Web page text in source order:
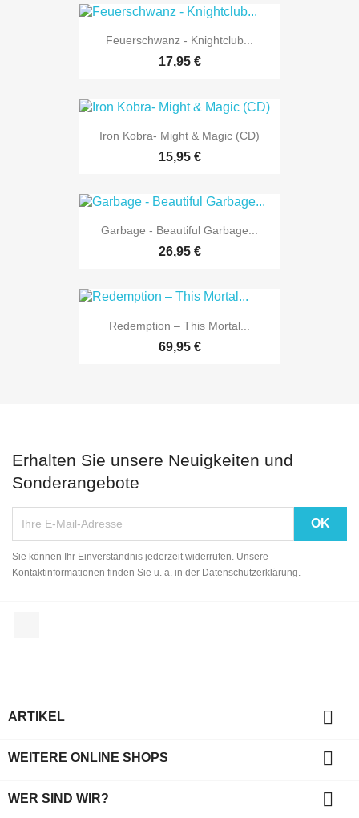
Feuerschwanz - Knightclub...
17,95 €
Iron Kobra- Might & Magic (CD)
15,95 €
Garbage - Beautiful Garbage...
26,95 €
Redemption ‎– This Mortal...
69,95 €
Erhalten Sie unsere Neuigkeiten und
Sonderangebote
Sie können Ihr Einverständnis jederzeit widerrufen. Unsere
Kontaktinformationen finden Sie u. a. in der Datenschutzerklärung.
ARTIKEL 
WEITERE ONLINE SHOPS 
WER SIND WIR? 